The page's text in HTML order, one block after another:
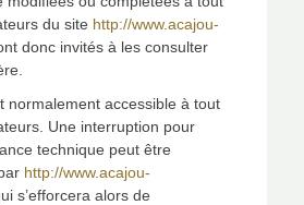
du site http://www.acajou-
donc invités à les consulter
normalement accessible à tout
Une interruption pour
technique peut être
http://www.acajou-
s’efforcera alors de